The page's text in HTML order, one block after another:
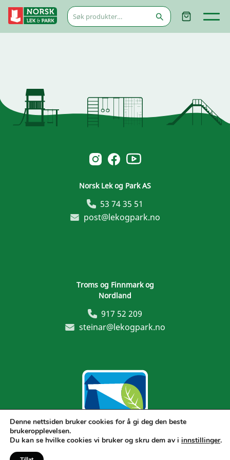
Søk
etter:
Norsk Leg & Park instagram
Norsk Leg & Park facebook
Norsk Leg & Park youtube
Norsk Lek og Park AS
53 74 35 51
post@lekogpark.no
Troms og Finnmark og
Nordland
917 52 209
steinar@lekogpark.no
Denne nettsiden bruker cookies for å gi deg den beste
brukeropplevelsen.
Du kan se hvilke cookies vi bruker og skru dem av i innstillinger.